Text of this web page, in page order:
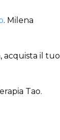
. Milena
acquista il tuo
Tao.